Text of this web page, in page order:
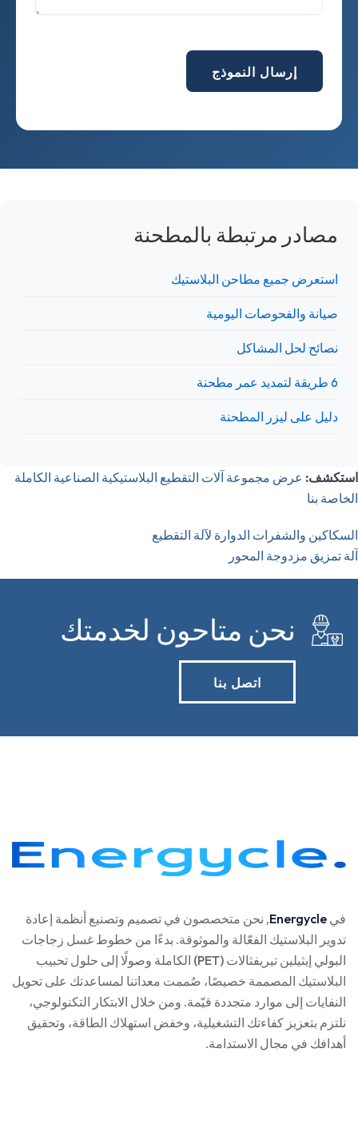
إرسال النموذج
مصادر مرتبطة بالمطحنة
استعرض جميع مطاحن البلاستيك
صيانة والفحوصات اليومية
نصائح لحل المشاكل
6 طريقة لتمديد عمر مطحنة
دليل على ليزر المطحنة
استكشف: عرض مجموعة آلات التقطيع البلاستيكية الصناعية الكاملة
الخاصة بنا
السكاكين والشفرات الدوارة لآلة التقطيع
آلة تمزيق مزدوجة المحور
نحن متاحون لخدمتك
اتصل بنا
في Energycle, نحن متخصصون في تصميم وتصنيع أنظمة إعادة
تدوير البلاستيك الفعّالة والموثوقة. بدءًا من خطوط غسل زجاجات
البولي إيثيلين تيريفثالات (PET) الكاملة وصولًا إلى حلول تحبيب
البلاستيك المصممة خصيصًا، صُممت معداتنا لمساعدتك على تحويل
النفايات إلى موارد متجددة قيّمة. ومن خلال الابتكار التكنولوجي،
نلتزم بتعزيز كفاءتك التشغيلية، وخفض استهلاك الطاقة، وتحقيق
أهدافك في مجال الاستدامة.